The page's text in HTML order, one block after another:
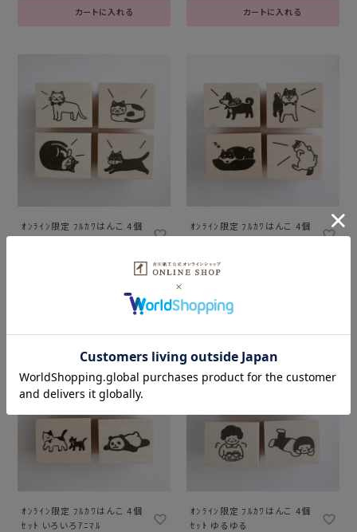
カートに入れる カートに入れる
ｵﾝﾗｲﾝ限定 ﾌﾙｶﾜはんこ 4個
ｾｯﾄ おしゃべりにゃんこ
カートに入れる
1,980 税込
ｵﾝﾗｲﾝ限定 ﾌﾙｶﾜはんこ 4個
ｾｯﾄ おしゃべりわんこ
ｵﾝﾗｲﾝ限定 ﾌﾙｶﾜはんこ 4個
ｾｯﾄ いろいろｱﾆﾏﾙ
ｵﾝﾗｲﾝ限定 ﾌﾙｶﾜはんこ 4個
ｾｯﾄ ゆるゆる